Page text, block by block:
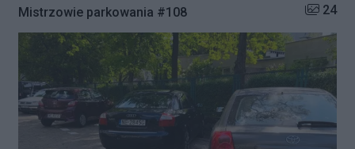
Mistrzowie parkowania #108 Liczba
24